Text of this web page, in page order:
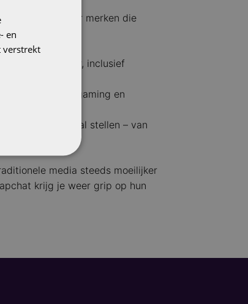
kanaal voor merken die
16 en 30 jaar, inclusief
beauty, tech, gaming en
interactie centraal stellen – van
media steeds moeilijker
krijg je weer grip op hun
en
verstrekt